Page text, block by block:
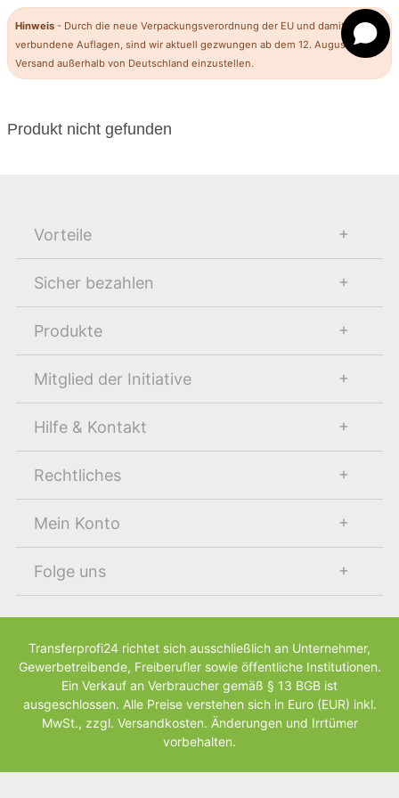
Hinweis - Durch die neue Verpackungsverordnung der EU und damit
verbundene Auflagen, sind wir aktuell gezwungen ab dem 12. August den
Versand außerhalb von Deutschland einzustellen.
Produkt nicht gefunden
Vorteile
Sicher bezahlen
Produkte
Mitglied der Initiative
Hilfe & Kontakt
Rechtliches
Mein Konto
Folge uns
Transferprofi24 richtet sich ausschließlich an Unternehmer,
Gewerbetreibende, Freiberufler sowie öffentliche Institutionen.
Ein Verkauf an Verbraucher gemäß § 13 BGB ist
ausgeschlossen. Alle Preise verstehen sich in Euro (EUR) inkl.
MwSt., zzgl. Versandkosten. Änderungen und Irrtümer
vorbehalten.